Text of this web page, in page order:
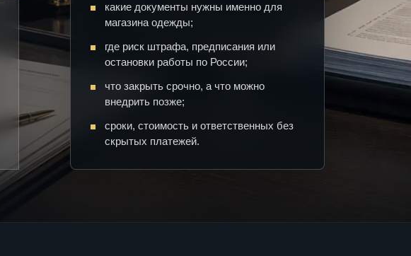
какие документы нужны именно для
магазина одежды;
где риск штрафа, предписания или
остановки работы по России;
что закрыть срочно, а что можно
внедрить позже;
сроки, стоимость и ответственных без
скрытых платежей.